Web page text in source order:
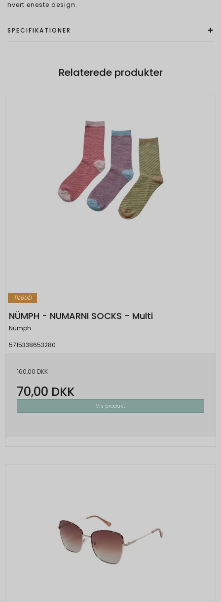
hvert eneste design.
SPECIFIKATIONER
Relaterede produkter
TILBUD
NÜMPH - NUMARNI SOCKS - Multi
Nümph
5715338653280
160,00 DKK
70,00 DKK
Vis produkt